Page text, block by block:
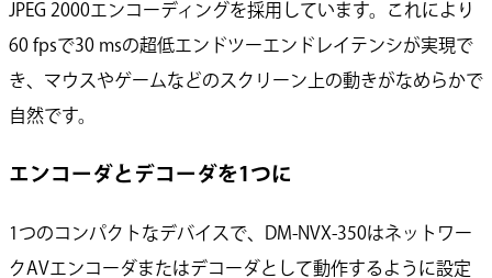
JPEG 2000エンコーディングを採用しています。これにより
60 fpsで30 msの超低エンドツーエンドレイテンシが実現で
き、マウスやゲームなどのスクリーン上の動きがなめらかで
自然です。
エンコーダとデコーダを1つに
1つのコンパクトなデバイスで、DM-NVX-350はネットワー
クAVエンコーダまたはデコーダとして動作するように設定